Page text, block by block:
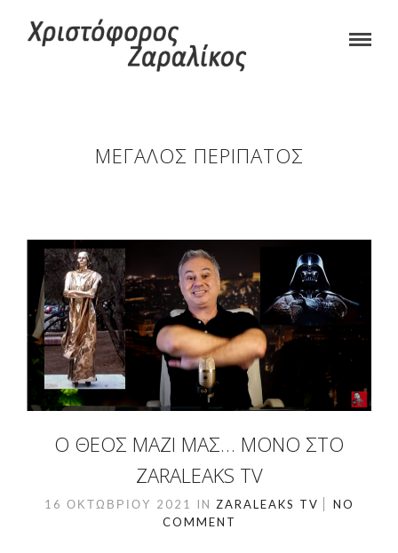
ΜΕΓΆΛΟΣ ΠΕΡΊΠΑΤΟΣ
Ο ΘΕΌΣ ΜΑΖΊ ΜΑΣ… ΜΌΝΟ ΣΤΟ
ZARALEAKS TV
16 ΟΚΤΩΒΡΊΟΥ 2021 IN ZARALEAKS TV
NO
COMMENT